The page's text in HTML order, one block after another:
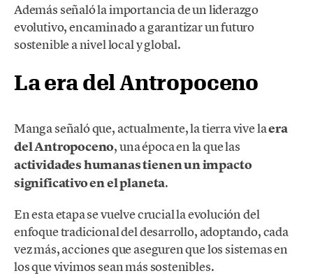
Además señaló la importancia de un liderazgo
evolutivo, encaminado a garantizar un futuro
sostenible a nivel local y global.
La era del Antropoceno
Manga señaló que, actualmente, la tierra vive laera
del Antropoceno, una época en la que las
actividades humanas tienen un impacto
significativo en el planeta.
En esta etapa se vuelve crucial la evolución del
enfoque tradicional del desarrollo, adoptando, cada
vez más, acciones que aseguren que los sistemas en
los que vivimos sean más sostenibles.